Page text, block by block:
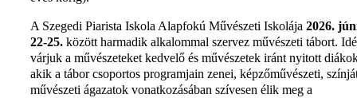
A Szegedi Piarista Iskola Alapfokú Művészeti Iskolája 2026.
22-25. között harmadik alkalommal szervez művészeti tábort.
várjuk a művészeteket kedvelő és művészetek iránt nyitott
akik a tábor csoportos programjain zenei, képzőművészeti,
művészeti ágazatok vonatkozásában szívesen élik meg a